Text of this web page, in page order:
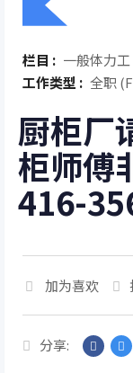
栏目 : 一般体力工
工作类型 : 全职
厨柜厂
柜师傅
416-
加为喜欢
分享: